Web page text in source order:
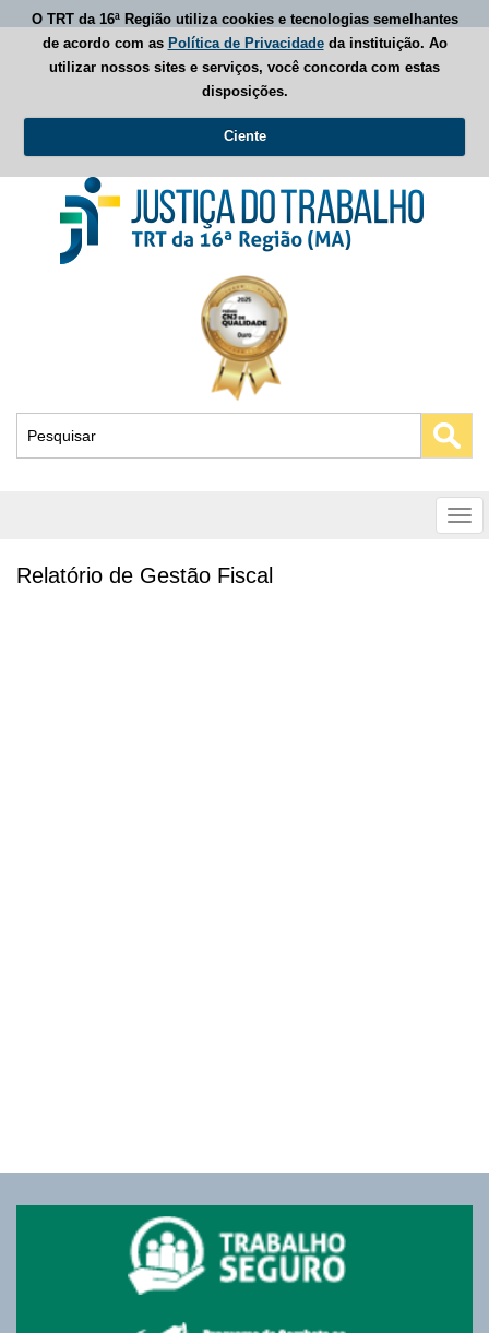
O TRT da 16ª Região utiliza cookies e tecnologias semelhantes
de acordo com as Política de Privacidadeda instituição. Ao
utilizar nossos sites e serviços, você concorda com estas
disposições.
Ciente
Relatório de Gestão Fiscal